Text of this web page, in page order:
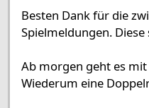
Besten Dank für die
Spielmeldungen.
Ab morgen geht es mit
Wiederum eine